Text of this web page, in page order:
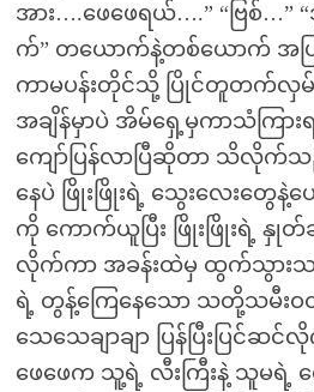
အား….ဖေဖေရယ်….” “ဗြစ်…”
က်” တယောက်နဲ့တစ်ယောက် အပြ
ကာမပန်းတိုင်သို့ ပြိုင်တူတက်လှ
အချိန်မှာပဲ အိမ်ရှေ့မှကာသံကြား
ကျော်ပြန်လာပြီဆိုတာ သိလိုက်
နေပဲ ဖြိုးဖြိုးရဲ့ သွေးလေးတွေနဲ့
ကို ကောက်ယူပြီး ဖြိုးဖြိုးရဲ့ နှုတ်
လိုက်ကာ အခန်းထဲမှ ထွက်သွားသ
ရဲ့ တွန့်ကြေနေသော သတို့သမီး
သေသေချာချာ ပြန်ပြီးပြင်
ဖေဖေက သူ့ရဲ့ လီးကြီးနဲ့ သူမရဲ့